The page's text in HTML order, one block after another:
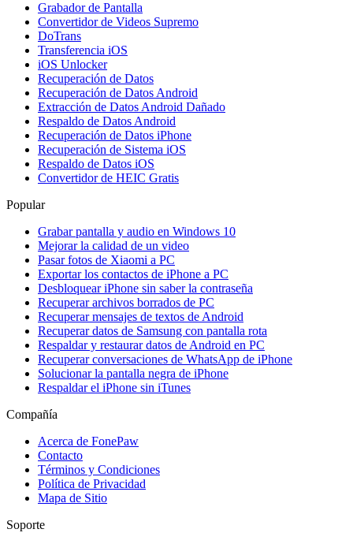
Grabador de Pantalla
Convertidor de Videos Supremo
DoTrans
Transferencia iOS
iOS Unlocker
Recuperación de Datos
Recuperación de Datos Android
Extracción de Datos Android Dañado
Respaldo de Datos Android
Recuperación de Datos iPhone
Recuperación de Sistema iOS
Respaldo de Datos iOS
Convertidor de HEIC Gratis
Popular
Grabar pantalla y audio en Windows 10
Mejorar la calidad de un video
Pasar fotos de Xiaomi a PC
Exportar los contactos de iPhone a PC
Desbloquear iPhone sin saber la contraseña
Recuperar archivos borrados de PC
Recuperar mensajes de textos de Android
Recuperar datos de Samsung con pantalla rota
Respaldar y restaurar datos de Android en PC
Recuperar conversaciones de WhatsApp de iPhone
Solucionar la pantalla negra de iPhone
Respaldar el iPhone sin iTunes
Compañía
Acerca de FonePaw
Contacto
Términos y Condiciones
Política de Privacidad
Mapa de Sitio
Soporte